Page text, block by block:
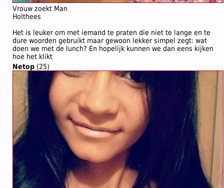
Vrouw zoekt Man
Holthees
Het is leuker om met iemand te praten die niet te lange en te
dure woorden gebruikt maar gewoon lekker simpel zegt: wat
doen we met de lunch? En hopelijk kunnen we dan eens kijken
hoe het klikt
Netop (25)